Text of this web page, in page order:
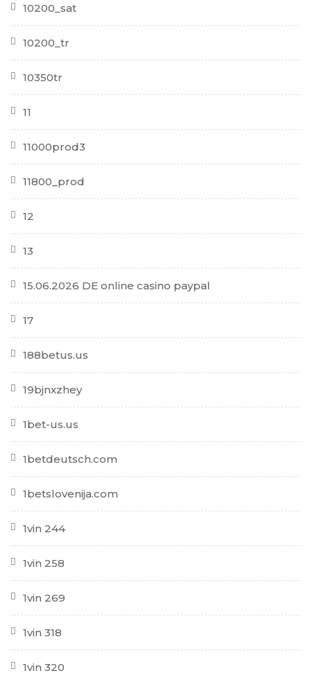
10200_sat
10200_tr
10350tr
11
11000prod3
11800_prod
12
13
15.06.2026 DE online casino paypal
17
188betus.us
19bjnxzhey
1bet-us.us
1betdeutsch.com
1betslovenija.com
1vin 244
1vin 258
1vin 269
1vin 318
1vin 320